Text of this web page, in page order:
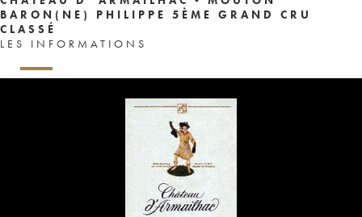
BARON(NE) PHILIPPE 5ÈME GRAND CRU
CLASSÉ
LES INFORMATIONS